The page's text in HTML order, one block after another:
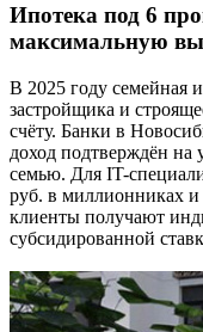
Ипотека под 6
максимальную
В 2025 году семейная
застройщика и
счёту. Банки в
доход подтверждён на
семью. Для IT-
руб. в миллионниках и
клиенты получают
субсидированной